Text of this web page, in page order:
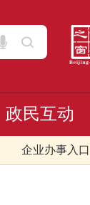
企业办事入口
政民互动